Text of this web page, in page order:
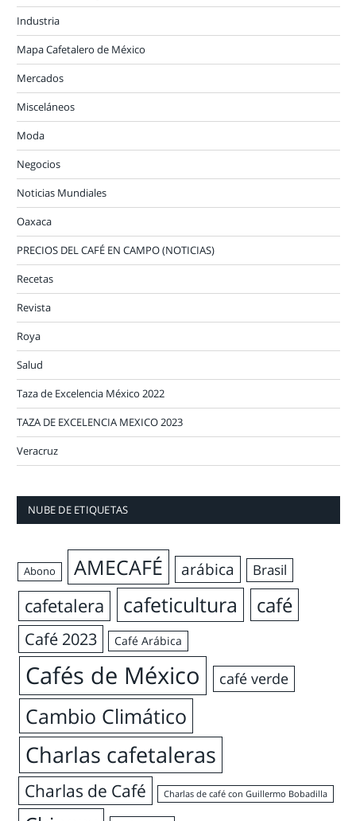
Industria
Mapa Cafetalero de México
Mercados
Misceláneos
Moda
Negocios
Noticias Mundiales
Oaxaca
PRECIOS DEL CAFÉ EN CAMPO (NOTICIAS)
Recetas
Revista
Roya
Salud
Taza de Excelencia México 2022
TAZA DE EXCELENCIA MEXICO 2023
Veracruz
NUBE DE ETIQUETAS
Abono AMECAFÉ arábica Brasil
cafetalera cafeticultura café
Café 2023 Café Arábica
Cafés de México café verde
Cambio Climático
Charlas cafetaleras
Charlas de Café Charlas de café con Guillermo Bobadilla